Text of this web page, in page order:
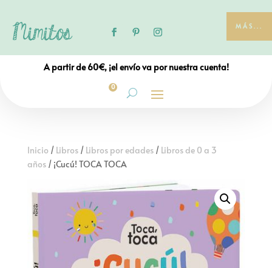
MÁS...
A partir de 60€, ¡el envío va por nuestra cuenta!
0
Inicio / Libros/ Libros por edades/ Libros de 0 a 3
años/ ¡Cucú! TOCA TOCA